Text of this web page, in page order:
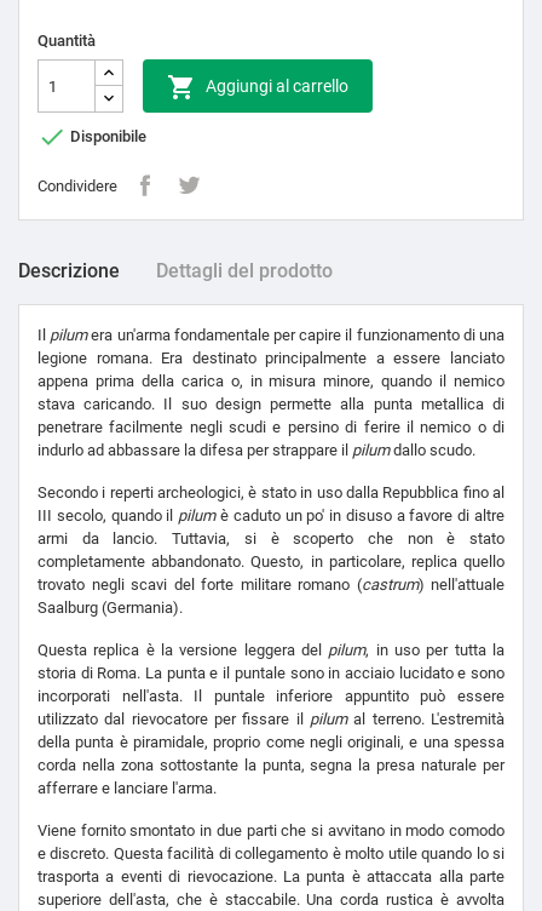
Quantità
 Aggiungi al carrello
 Disponibile
Condividere
Descrizione Dettagli del prodotto
Il pilumera un'arma fondamentale per capire il funzionamento di una
legione romana. Era destinato principalmente a essere lanciato
appena prima della carica o, in misura minore, quando il nemico
stava caricando. Il suo design permette alla punta metallica di
penetrare facilmente negli scudi e persino di ferire il nemico o di
indurlo ad abbassare la difesa per strappare il pilumdallo scudo.
Secondo i reperti archeologici, è stato in uso dalla Repubblica fino al
III secolo, quando il pilumè caduto un po' in disuso a favore di altre
armi da lancio. Tuttavia, si è scoperto che non è stato
completamente abbandonato. Questo, in particolare, replica quello
trovato negli scavi del forte militare romano (castrum) nell'attuale
Saalburg (Germania).
Questa replica è la versione leggera del pilum, in uso per tutta la
storia di Roma. La punta e il puntale sono in acciaio lucidato e sono
incorporati nell'asta. Il puntale inferiore appuntito può essere
utilizzato dal rievocatore per fissare il pilumal terreno. L'estremità
della punta è piramidale, proprio come negli originali, e una spessa
corda nella zona sottostante la punta, segna la presa naturale per
afferrare e lanciare l'arma.
Viene fornito smontato in due parti che si avvitano in modo comodo
e discreto. Questa facilità di collegamento è molto utile quando lo si
trasporta a eventi di rievocazione. La punta è attaccata alla parte
superiore dell'asta, che è staccabile. Una corda rustica è avvolta